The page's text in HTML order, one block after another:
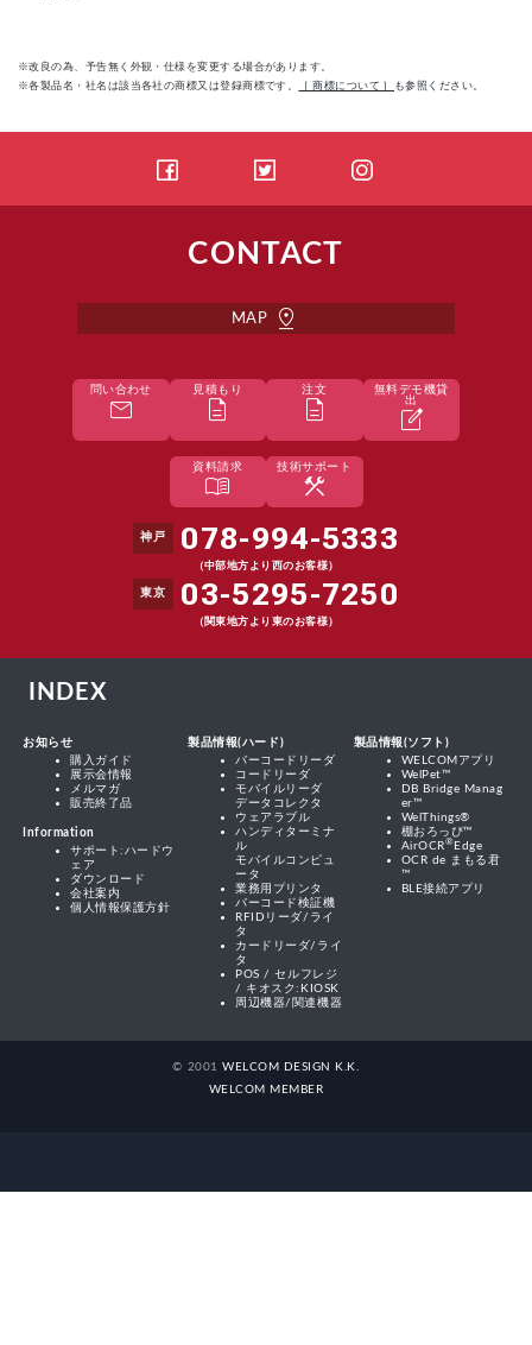
※改良の為、予告無く外観・仕様を変更する場合があります。
※各製品名・社名は該当各社の商標又は登録商標です。
［ 商標について ］ も参照ください。
CONTACT
MAP pin_drop
問い合わせ
mail
見積もり
description
注文
description
無料デモ機貸
出
edit_square
資料請求
menu_book
技術サポート
construction
神戸 078-994-5333
（中部地方より西のお客様）
東京 03-5295-7250
（関東地方より東のお客様）
INDEX
お知らせ
購入ガイド
展示会情報
メルマガ
販売終了品
Information
サポート:ハードウ
ェア
ダウンロード
会社案内
個人情報保護方針
製品情報(ハード)
バーコードリーダ
コードリーダ
モバイルリーダ
データコレクタ
ウェアラブル
ハンディターミナ
ル
モバイルコンピュ
ータ
業務用プリンタ
バーコード検証機
RFIDリーダ/ライ
タ
カードリーダ/ライ
タ
POS / セルフレジ
/ キオスク:KIOSK
周辺機器/関連機器
製品情報(ソフト)
WELCOMアプリ
WelPet™
DB Bridge Manag
er™
WelThings®
棚おろっぴ™
AirOCR® Edge
OCR de まもる君
™
BLE接続アプリ
© 2001WELCOM DESIGN K.K.
WELCOM MEMBER